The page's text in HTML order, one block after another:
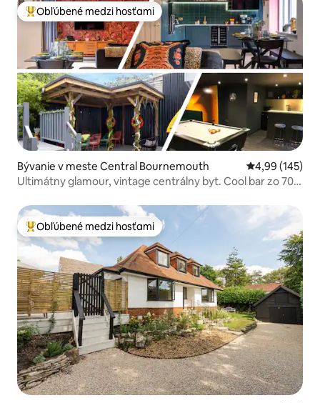
Najobľúbenejšie medzi hosťami
Obľúbené medzi hosťami
Bývanie v meste Central Bournemouth Priemerné
4,99 (145)
Ultimátny glamour, vintage centrálny byt. Cool bar zo 70.
Najobľúbenejšie medzi hosťami
Obľúbené medzi hosťami